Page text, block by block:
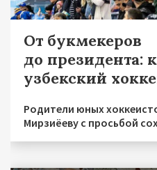
От букмекеров
до президента:
узбекский
Родители юных
Мирзиёеву с просьбой